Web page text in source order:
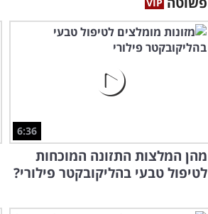
6:36
מהן המלצות התזונה המוכחות
לטיפול טבעי בהליקובקטר פילורי?